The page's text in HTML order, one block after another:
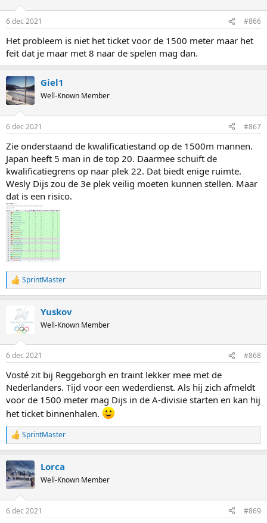
6 dec 2021 #866
Het probleem is niet het ticket voor de 1500 meter maar het
feit dat je maar met 8 naar de spelen mag dan.
Giel1
Well-Known Member
6 dec 2021 #867
Zie onderstaand de kwalificatiestand op de 1500m mannen.
Japan heeft 5 man in de top 20. Daarmee schuift de
kwalificatiegrens op naar plek 22. Dat biedt enige ruimte.
Wesly Dijs zou de 3e plek veilig moeten kunnen stellen. Maar
dat is een risico.
R
e
t
s
SprintMaster
Yuskov
Well-Known Member
6 dec 2021 #868
Vosté zit bij Reggeborgh en traint lekker mee met de
Nederlanders. Tijd voor een wederdienst. Als hij zich afmeldt
voor de 1500 meter mag Dijs in de A-divisie starten en kan hij
het ticket binnenhalen.
R
e
c
t
i
s
SprintMaster
Lorca
Well-Known Member
6 dec 2021 #869